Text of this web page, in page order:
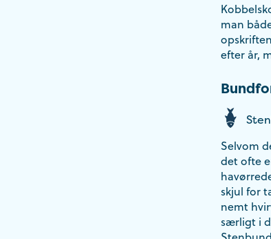
man
efter år,
Selvom
det ofte
skjul for
nemt
særligt i